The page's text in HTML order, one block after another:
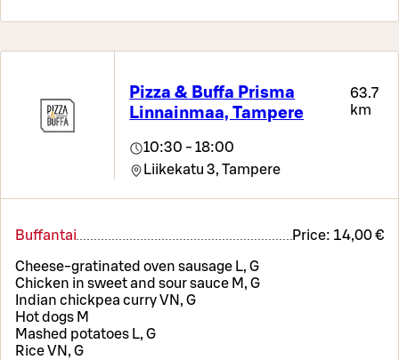
Pizza & Buffa Prisma
Linnainmaa, Tampere
63.7
km
10:30 - 18:00
Liikekatu 3, Tampere
Buffantai Price: 14,00 €
Cheese-gratinated oven sausage L, G
Chicken in sweet and sour sauce M, G
Indian chickpea curry VN, G
Hot dogs M
Mashed potatoes L, G
Rice VN, G